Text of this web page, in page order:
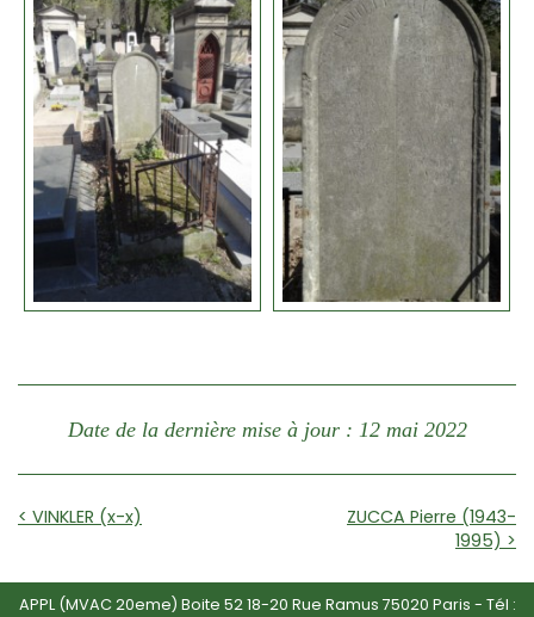
Date de la dernière mise à jour : 12 mai 2022
< VINKLER (x-x)
ZUCCA Pierre (1943-
1995) >
APPL (MVAC 20eme) Boite 52 18-20 Rue Ramus 75020 Paris - Tél :